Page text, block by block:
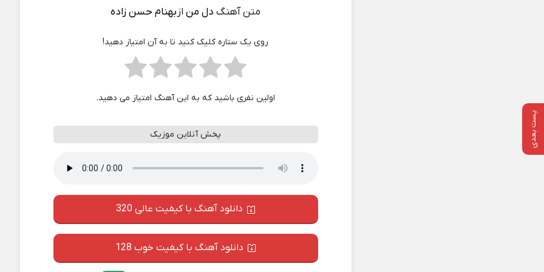
پست بعدی
متن آهنگ دل منازبهنام حسن زاده
روی یک ستاره کلیک کنید تا به آن امتیاز دهید!
اولین نفری باشید که به این آهنگ امتیاز می دهید.
پخش آنلاین موزیک
دانلود آهنگ با کیفیت عالی 320
دانلود آهنگ با کیفیت خوب 128